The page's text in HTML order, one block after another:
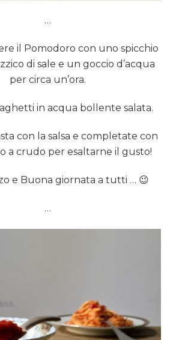
…
il Pomodoro con uno spicchio
di sale e un goccio d’acqua
per circa un’ora.
in acqua bollente salata.
con la salsa e completate con
a crudo per esaltarne il gusto!
e Buona giornata a tutti … 😉
…